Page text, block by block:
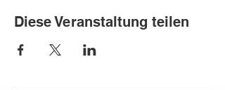
Diese Veranstaltung teilen